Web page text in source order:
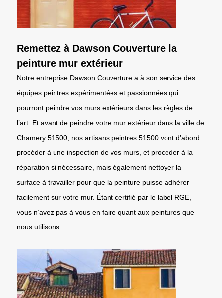
Remettez à Dawson Couverture la
peinture mur extérieur
Notre entreprise Dawson Couverture a à son service des
équipes peintres expérimentées et passionnées qui
pourront peindre vos murs extérieurs dans les règles de
l’art. Et avant de peindre votre mur extérieur dans la ville de
Chamery 51500, nos artisans peintres 51500 vont d’abord
procéder à une inspection de vos murs, et procéder à la
réparation si nécessaire, mais également nettoyer la
surface à travailler pour que la peinture puisse adhérer
facilement sur votre mur. Étant certifié par le label RGE,
vous n’avez pas à vous en faire quant aux peintures que
nous utilisons.